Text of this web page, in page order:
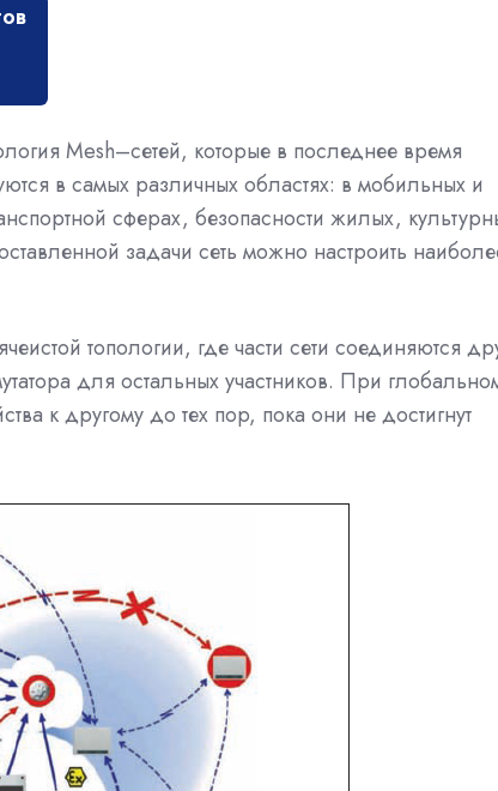
Mesh–сетей, которые в последнее время
в самых различных областях: в мобильных и
сферах, безопасности жилых,
задачи сеть можно настроить
топологии, где части сети соединяются
для остальных участников. При
к другому до тех пор, пока они не достигнут